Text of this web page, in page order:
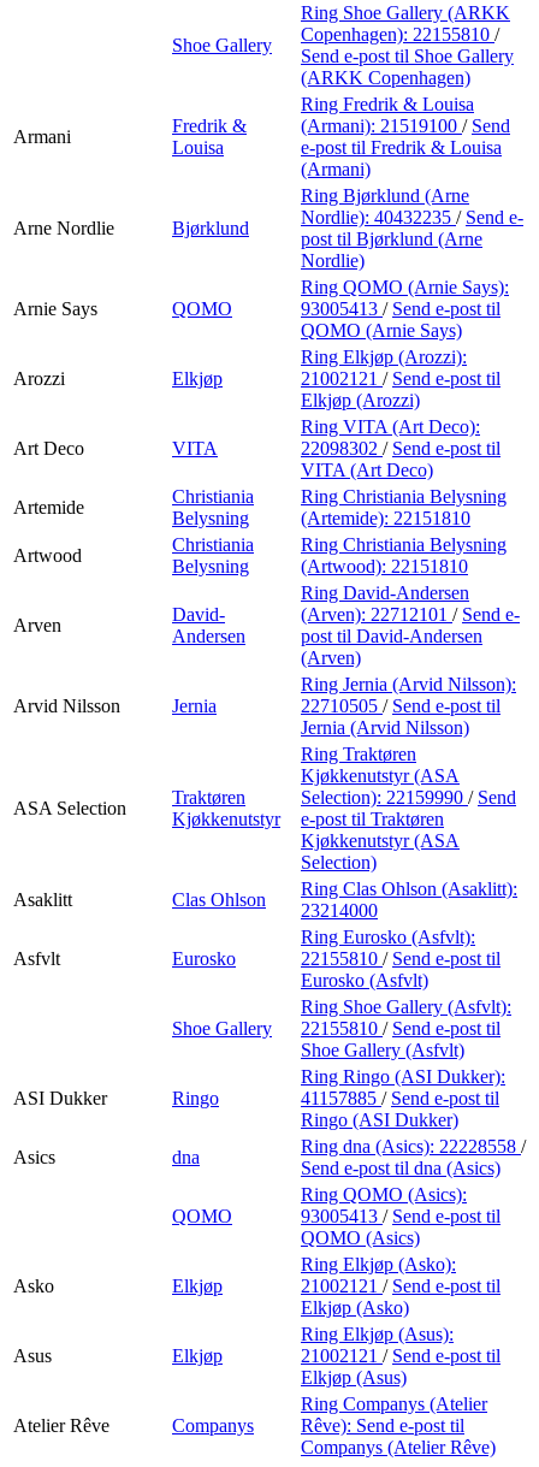
Shoe Gallery
Ring Shoe Gallery (ARKK
Copenhagen): 22155810 /
Send e-post til Shoe Gallery
(ARKK Copenhagen)
Armani
Fredrik &
Louisa
Ring Fredrik & Louisa
(Armani): 21519100 / Send
e-post til Fredrik & Louisa
(Armani)
Arne Nordlie Bjørklund
Ring Bjørklund (Arne
Nordlie): 40432235 / Send e-
post til Bjørklund (Arne
Nordlie)
Arnie Says QOMO
Ring QOMO (Arnie Says):
93005413 / Send e-post til
QOMO (Arnie Says)
Arozzi Elkjøp
Ring Elkjøp (Arozzi):
21002121 / Send e-post til
Elkjøp (Arozzi)
Art Deco VITA
Ring VITA (Art Deco):
22098302 / Send e-post til
VITA (Art Deco)
Artemide
Christiania
Belysning
Ring Christiania Belysning
(Artemide): 22151810
Artwood
Christiania
Belysning
Ring Christiania Belysning
(Artwood): 22151810
Arven
David-
Andersen
Ring David-Andersen
(Arven): 22712101 / Send e-
post til David-Andersen
(Arven)
Arvid Nilsson Jernia
Ring Jernia (Arvid Nilsson):
22710505 / Send e-post til
Jernia (Arvid Nilsson)
ASA Selection
Traktøren
Kjøkkenutstyr
Ring Traktøren
Kjøkkenutstyr (ASA
Selection): 22159990 / Send
e-post til Traktøren
Kjøkkenutstyr (ASA
Selection)
Asaklitt
Clas Ohlson
Ring Clas Ohlson (Asaklitt):
23214000
Asfvlt Eurosko
Ring Eurosko (Asfvlt):
22155810 / Send e-post til
Eurosko (Asfvlt)
Shoe Gallery
Ring Shoe Gallery (Asfvlt):
22155810 / Send e-post til
Shoe Gallery (Asfvlt)
ASI Dukker Ringo
Ring Ringo (ASI Dukker):
41157885 / Send e-post til
Ringo (ASI Dukker)
Asics
dna
Ring dna (Asics): 22228558 /
Send e-post til dna (Asics)
QOMO
Ring QOMO (Asics):
93005413 / Send e-post til
QOMO (Asics)
Asko Elkjøp
Ring Elkjøp (Asko):
21002121 / Send e-post til
Elkjøp (Asko)
Asus Elkjøp
Ring Elkjøp (Asus):
21002121 / Send e-post til
Elkjøp (Asus)
Atelier Rêve Companys
Ring Companys (Atelier
Rêve): Send e-post til
Companys (Atelier Rêve)